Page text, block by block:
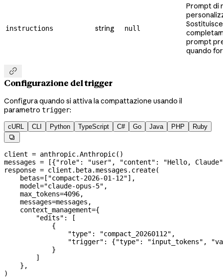
instructions string null
Prompt di
Sostituisce
prompt
quando

Configurazione del trigger
Configura quando si attiva la compattazione usando il
parametro trigger:
cURL CLI Python TypeScript C# Go Java PHP Ruby

client = anthropic.Anthropic()
messages = [{"role" : "user" , "content" :
"Hello, Claude"
response = client.beta.messages.create(
    betas
=[ "compact-2026-01-12"],
    model
="claude-opus-5" ,
    max_tokens
=4096,
    messages
=messages,
    context_management
={
        "edits"
: [
            {
                "type"
: "compact_20260112" ,
                "trigger"
: {"type" : "input_tokens" ,
            }
        ]
    },
)